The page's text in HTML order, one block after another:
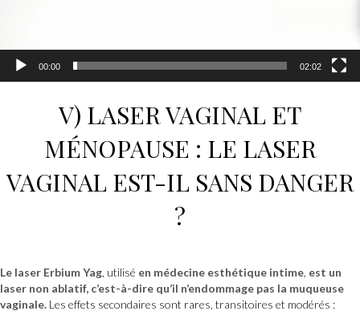
00:00 02:02
V) LASER VAGINAL ET
MÉNOPAUSE : LE LASER
VAGINALEST-IL SANS DANGER
?
Le laser Erbium Yag, utilisé en médecine esthétique intime, est un
laser non ablatif, c’est-à-dire qu’il n’endommage pas la muqueuse
vaginale. Les effets secondaires sont rares, transitoires et modérés :